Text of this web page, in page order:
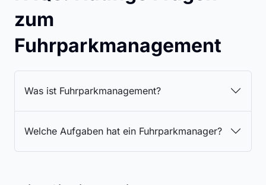
zum
Fuhrparkmanagement
Was ist Fuhrparkmanagement?
Welche Aufgaben hat ein Fuhrparkmanager?